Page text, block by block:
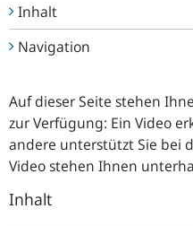
Inhalt
Navigation
Auf dieser Seite stehen
zur Verfügung: Ein Video
andere unterstützt Sie bei
Video stehen Ihnen
Inhalt